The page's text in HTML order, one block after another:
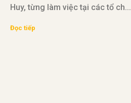
Huy, từng làm việc tại các tổ ch...
Đọc tiếp